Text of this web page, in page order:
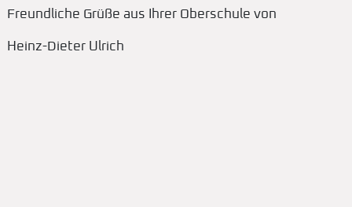
Freundliche Grüße aus Ihrer Oberschule von
Heinz-Dieter Ulrich